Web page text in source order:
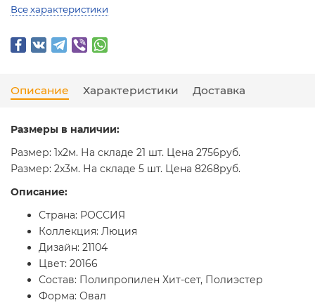
Все характеристики
Описание Характеристики Доставка
Размеры в наличии:
Размер: 1x2м. На складе 21 шт. Цена 2756руб.
Размер: 2x3м. На складе 5 шт. Цена 8268руб.
Описание:
Страна: РОССИЯ
Коллекция: Люция
Дизайн: 21104
Цвет: 20166
Состав: Полипропилен Хит-сет, Полиэстер
Форма: Овал